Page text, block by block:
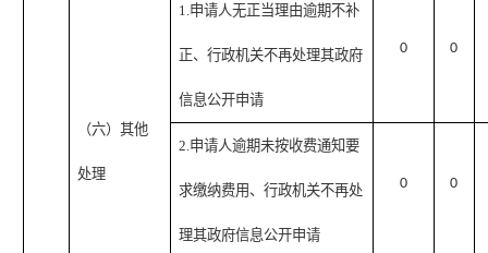
（六）其他
处理
1.申请人无正当理由逾期不补
正、行政机关不再处理其政府
信息公开申请
0 0
2.申请人逾期未按收费通知要
求缴纳费用、行政机关不再处
理其政府信息公开申请
0 0